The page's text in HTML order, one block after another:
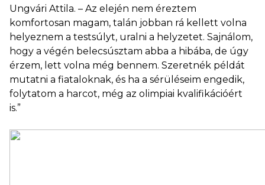
Ungvári Attila. – Az elején nem éreztem
komfortosan magam, talán jobban rá kellett volna
helyeznem a testsúlyt, uralni a helyzetet. Sajnálom,
hogy a végén belecsúsztam abba a hibába, de úgy
érzem, lett volna még bennem. Szeretnék példát
mutatni a fiataloknak, és ha a sérüléseim engedik,
folytatom a harcot, még az olimpiai kvalifikációért
is.”